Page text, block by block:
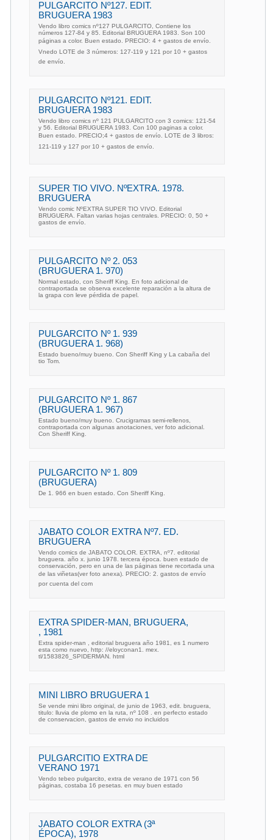
PULGARCITO Nº127. EDIT.
BRUGUERA 1983
Vendo libro comics nº127 PULGARCITO, Contiene los
números 127-84 y 85. Editorial BRUGUERA 1983. Son 100
páginas a color. Buen estado. PRECIO: 4 + gastos de envío.
Vnedo LOTE de 3 números: 127-119 y 121 por 10 + gastos
de envío.
PULGARCITO Nº121. EDIT.
BRUGUERA 1983
Vendo libro comics nº 121 PULGARCITO con 3 comics: 121-54
y 56. Editorial BRUGUERA 1983. Con 100 paginas a color.
Buen estado. PRECIO;4 + gastos de envío. LOTE de 3 libros:
121-119 y 127 por 10 + gastos de envío.
SUPER TIO VIVO. NºEXTRA. 1978.
BRUGUERA
Vendo comic NºEXTRA SUPER TIO VIVO. Editorial
BRUGUERA. Faltan varias hojas centrales. PRECIO: 0, 50 +
gastos de envío.
PULGARCITO Nº 2. 053
(BRUGUERA 1. 970)
Normal estado, con Sheriff King. En foto adicional de
contraportada se observa excelente reparación a la altura de
la grapa con leve pérdida de papel.
PULGARCITO Nº 1. 939
(BRUGUERA 1. 968)
Estado bueno/muy bueno. Con Sheriff King y La cabaña del
tio Tom.
PULGARCITO Nº 1. 867
(BRUGUERA 1. 967)
Estado bueno/muy bueno. Crucigramas semi-rellenos,
contraportada con algunas anotaciones, ver foto adicional.
Con Sheriff King.
PULGARCITO Nº 1. 809
(BRUGUERA)
De 1. 966 en buen estado. Con Sheriff King.
JABATO COLOR EXTRA Nº7. ED.
BRUGUERA
Vendo comics de JABATO COLOR. EXTRA, nº7. editorial
bruguera. año x. junio 1978. tercera época. buen estado de
conservación, pero en una de las páginas tiene recortada una
de las viñetas(ver foto anexa). PRECIO: 2. gastos de envío
por cuenta del com
EXTRA SPIDER-MAN, BRUGUERA,
, 1981
Extra spider-man , editorial bruguera año 1981, es 1 numero
esta como nuevo, http: //eloyconan1. mex.
tl/1583826_SPIDERMAN. html
MINI LIBRO BRUGUERA 1
Se vende mini libro original, de junio de 1963, edit. bruguera,
titulo: lluvia de plomo en la ruta, nº 108 . en perfecto estado
de conservacion, gastos de envio no incluidos
PULGARCITIO EXTRA DE
VERANO 1971
Vendo tebeo pulgarcito, extra de verano de 1971 con 56
páginas, costaba 16 pesetas. en muy buen estado
JABATO COLOR EXTRA (3ª
ÉPOCA), 1978